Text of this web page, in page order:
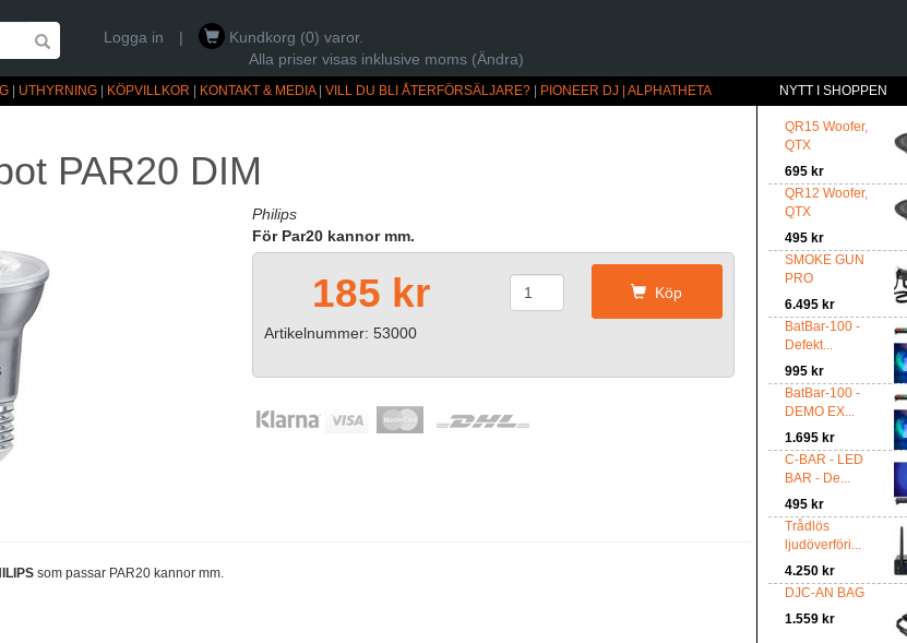
Logga in |
Kundkorg (0) varor.
Alla priser visas inklusive moms (Ändra)
UTHYRNING KÖPVILLKOR KONTAKT & MEDIA| VILL DU BLI ÅTERFÖRSÄLJARE? PIONEER DJ | ALPHATHETA NYTT I SHOPPEN
QR15 Woofer,
QTX
695 kr
QR12 Woofer,
QTX
495 kr
SMOKE GUN
PRO
6.495 kr
BatBar-100 -
Defekt...
995 kr
BatBar-100 -
DEMO EX...
1.695 kr
C-BAR - LED
BAR - De...
495 kr
Trådlös
ljudöverföri...
4.250 kr
DJC-AN BAG
1.559 kr
PAR20 DIM
Philips
För Par20 kannor mm.
185 kr Köp
Artikelnummer: 53000
som passar PAR20 kannor mm.